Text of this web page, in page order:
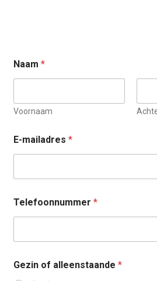
Naam*
Voornaam
E-mailadres*
Telefoonnummer*
Gezin of alleenstaande*